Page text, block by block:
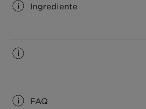
Ingrediente
FAQ